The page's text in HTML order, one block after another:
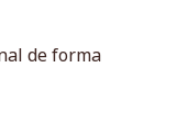
de forma